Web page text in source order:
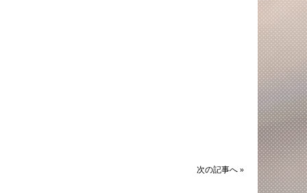
次の記事へ »